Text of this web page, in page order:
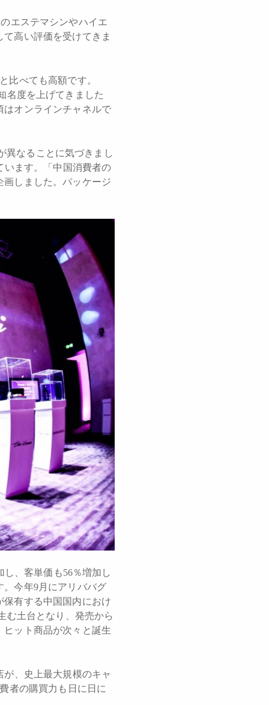
エステマシンやハイエ
高い評価を受けてきま
比べても高額です。
名度を上げてきました
はオンラインチャネルで
異なることに気づきまし
います。「中国消費者の
しました。パッケージ
、客単価も56％増加し
。今年9月にアリババグ
有する中国国内におけ
む土台となり、発売から
ット商品が次々と誕生
、史上最大規模のキャ
者の購買力も日に日に